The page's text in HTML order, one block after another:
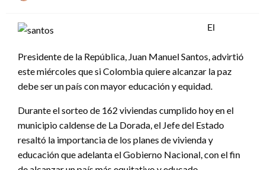
El
Presidente de la República, Juan Manuel Santos, advirtió
este miércoles que si Colombia quiere alcanzar la paz
debe ser un país con mayor educación y equidad.
Durante el sorteo de 162 viviendas cumplido hoy en el
municipio caldense de La Dorada, el Jefe del Estado
resaltó la importancia de los planes de vivienda y
educación que adelanta el Gobierno Nacional, con el fin